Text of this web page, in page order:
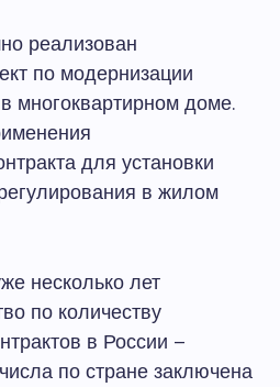
реализован
по модернизации
многоквартирном доме.
для установки
в жилом
несколько лет
по количеству
в России –
по стране заключена